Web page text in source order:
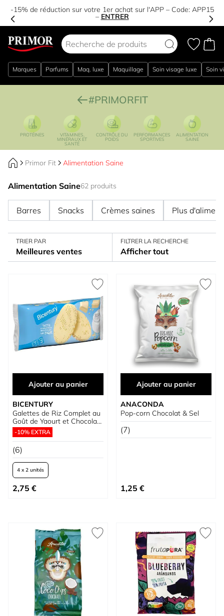
-15% de réduction sur votre 1er achat sur l'APP – Code: APP15
– ENTRER
Marques Parfums Maq. luxe Maquillage Soin visage luxe Soin
#PRIMORFIT
PROTÉINES
VITAMINES,
MINÉRAUX ET
SANTÉ
CONTRÔLE DU
POIDS
PERFORMANCES
SPORTIVES
ALIMENTATION
SAINE
Primor Fit Alimentation Saine
Alimentation Saine62 produits
Barres Snacks Crèmes saines Plus
TRIER PAR
Meilleures ventes
FILTRER LA RECHERCHE
Afficher tout
Ajouter au panier
BICENTURY
Galettes de Riz Complet au
Goût de Yaourt et Chocolat
Blanc
-10% EXTRA
(6)
4 x 2 unités
À partir de
2,75 €
Ajouter au panier
ANACONDA
Pop-corn Chocolat & Sel
(7)
1,25 €